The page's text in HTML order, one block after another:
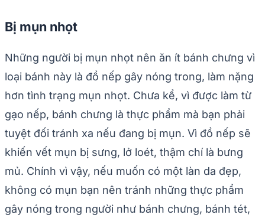
Bị mụn nhọt
Những người bị mụn nhọt nên ăn ít bánh chưng vì
loại bánh này là đồ nếp gây nóng trong, làm nặng
hơn tình trạng mụn nhọt. Chưa kể, vì được làm từ
gạo nếp, bánh chưng là thực phẩm mà bạn phải
tuyệt đối tránh xa nếu đang bị mụn. Vì đồ nếp sẽ
khiến vết mụn bị sưng, lở loét, thậm chí là bưng
mủ. Chính vì vậy, nếu muốn có một làn da đẹp,
không có mụn bạn nên tránh những thực phẩm
gây nóng trong người như bánh chưng, bánh tét,